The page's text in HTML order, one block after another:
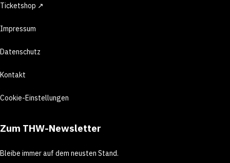
Ticketshop ↗
Impressum
Datenschutz
Kontakt
Cookie-Einstellungen
Zum THW-Newsletter
Bleibe immer auf dem neusten Stand.